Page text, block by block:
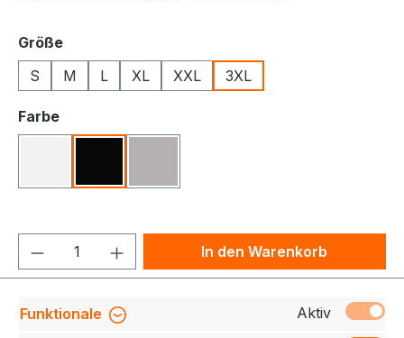
Größeauswählen
S
M L XL XXL 3XL
Farbeauswählen
Produkt Anzahl: Gib denIn den Warenkorb
Produktnummer:
Funktionale
Aktiv